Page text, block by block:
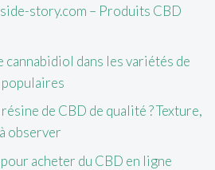
story.com – Produits CBD
cannabidiol dans les variétés de
de CBD de qualité ? Texture,
observer
acheter du CBD en ligne